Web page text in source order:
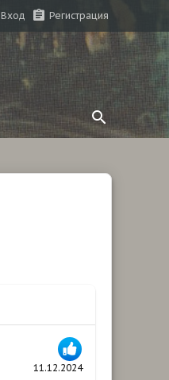
Вход Регистрация
11.12.2024